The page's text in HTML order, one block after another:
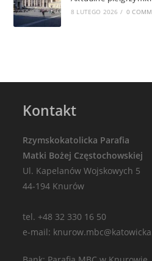
8 LUTEGO 2026 / 0
Kontakt
Rzymskokatolicka Parafia
Matki Bożej Częstochowskiej
Ul. Kapelanów Wojskowych 5
44-194 Knurów
tel. +48 32 330 16 50
e-mail: